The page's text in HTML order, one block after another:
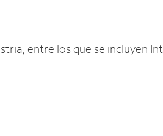
entre los que se incluyen